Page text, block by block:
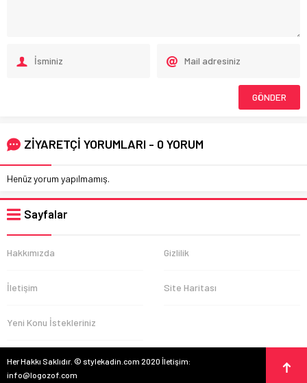
ZİYARETÇİ YORUMLARI - 0 YORUM
Henüz yorum yapılmamış.
Sayfalar
Hakkımızda Gizlilik
İletişim Site Haritası
Yeni Konu İstekleriniz
Her Hakkı Saklıdır. © stylekadin.com 2020 İletişim:
info@logozof.com